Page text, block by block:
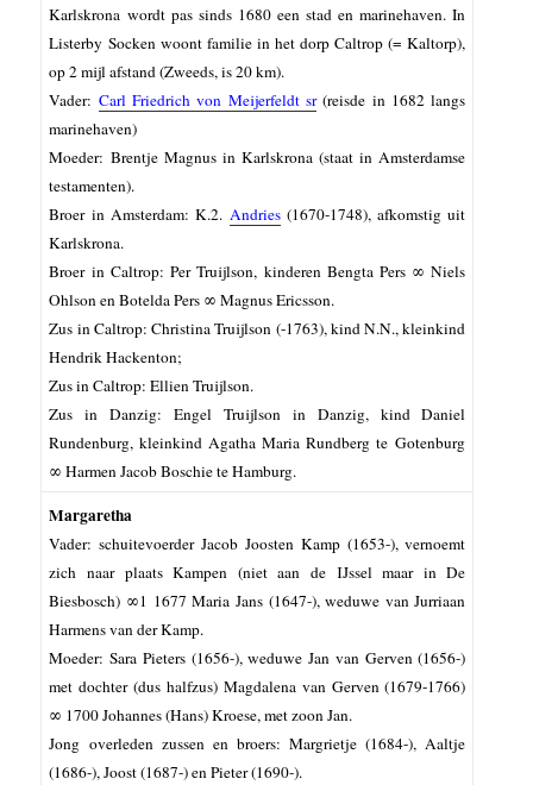
Karlskrona wordt pas sinds 1680 een stad en marinehaven. In
Listerby Socken woont familie in het dorp Caltrop (=Kaltorp),
op 2 mijl afstand (Zweeds, is 20 km).
Vader: Carl Friedrich von Meijerfeldt sr (reisde in 1682 langs
marinehaven)
Moeder: Brentje Magnus in Karlskrona (staat in Amsterdamse
testamenten).
Broer in Amsterdam: K.2. Andries(1670-1748), afkomstig uit
Karlskrona.
Broer in Caltrop: Per Truijlson, kinderen Bengta Pers ∞ Niels
Ohlson en Botelda Pers ∞ Magnus Ericsson.
Zus in Caltrop: Christina Truijlson (-1763), kind N.N., kleinkind
Hendrik Hackenton;
Zus in Caltrop: Ellien Truijlson.
Zus in Danzig: Engel Truijlson in Danzig, kind Daniel
Rundenburg, kleinkind Agatha Maria Rundberg te Gotenburg
∞ Harmen Jacob Boschie te Hamburg.
Margaretha
Vader: schuitevoerder Jacob Joosten Kamp (1653-), vernoemt
zich naar plaatsKampen (niet aan de IJssel maar in De
Biesbosch) ∞1 1677 Maria Jans (1647-), weduwe van Jurriaan
Harmens van der Kamp.
Moeder: Sara Pieters (1656-), weduwe Jan van Gerven (1656-)
met dochter (dus halfzus) Magdalena van Gerven (1679-1766)
∞ 1700 Johannes (Hans) Kroese, met zoon Jan.
Jong overleden zussen en broers:Margrietje (1684-), Aaltje
(1686-), Joost (1687-) en Pieter (1690-).